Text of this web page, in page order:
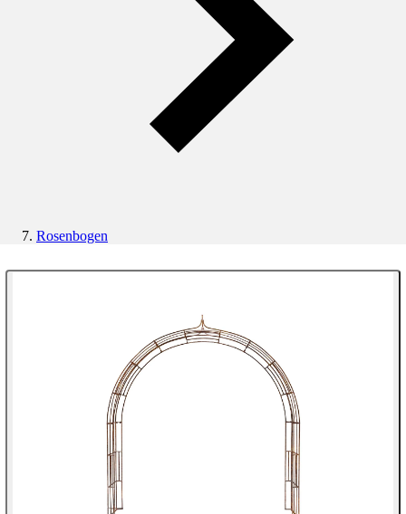
Rosenbogen